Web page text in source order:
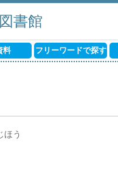
書館
料 フリーワードで探す
ほう